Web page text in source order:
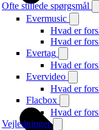
Ofte stillede spørgsmål
Evermusic
Hvad er
Hvad er
Evertag
Hvad er
Evervideo
Hvad er
Flacbox
Hvad er
Vejledninger